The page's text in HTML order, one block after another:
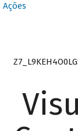
Ações